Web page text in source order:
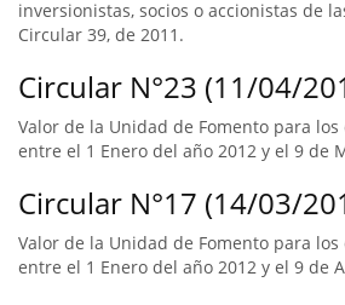
inversionistas, socios o accionistas de
Circular 39, de 2011.
Circular N°23 (11/04/
Valor de la Unidad de Fomento para
entre el 1 Enero del año 2012 y el 9 de
Circular N°17 (14/03/
Valor de la Unidad de Fomento para
entre el 1 Enero del año 2012 y el 9 de